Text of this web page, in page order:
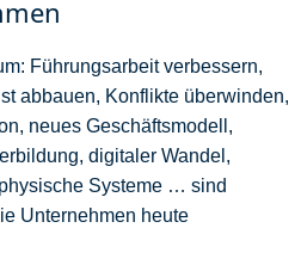
Führungsarbeit verbessern,
abbauen, Konflikte überwinden,
neues Geschäftsmodell,
digitaler Wandel,
Systeme … sind
Unternehmen heute